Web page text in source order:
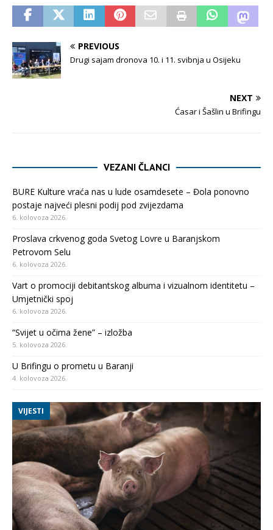
PREVIOUS
Drugi sajam dronova 10. i 11. svibnja u Osijeku
NEXT
Ćasar i Šašlin u Brifingu
VEZANI ČLANCI
BURE Kulture vraća nas u lude osamdesete – Đola ponovno
postaje najveći plesni podij pod zvijezdama
6. kolovoza 2026.
Proslava crkvenog goda Svetog Lovre u Baranjskom
Petrovom Selu
6. kolovoza 2026.
Vart o promociji debitantskog albuma i vizualnom identitetu –
Umjetnički spoj
6. kolovoza 2026.
“Svijet u očima žene” – izložba
5. kolovoza 2026.
U Brifingu o prometu u Baranji
4. kolovoza 2026.
VIJESTI